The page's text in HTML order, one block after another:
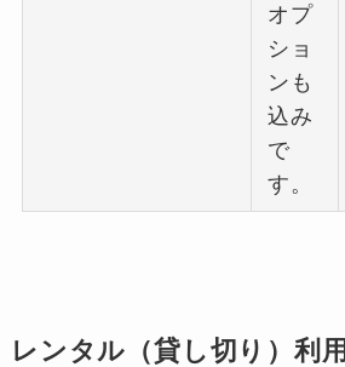
オプ
ショ
ンも
込み
で
す。
レンタル（貸し切り）利用